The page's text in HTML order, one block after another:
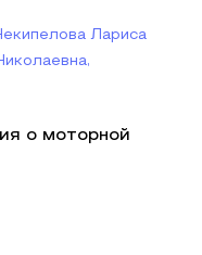
Лариса
о моторной